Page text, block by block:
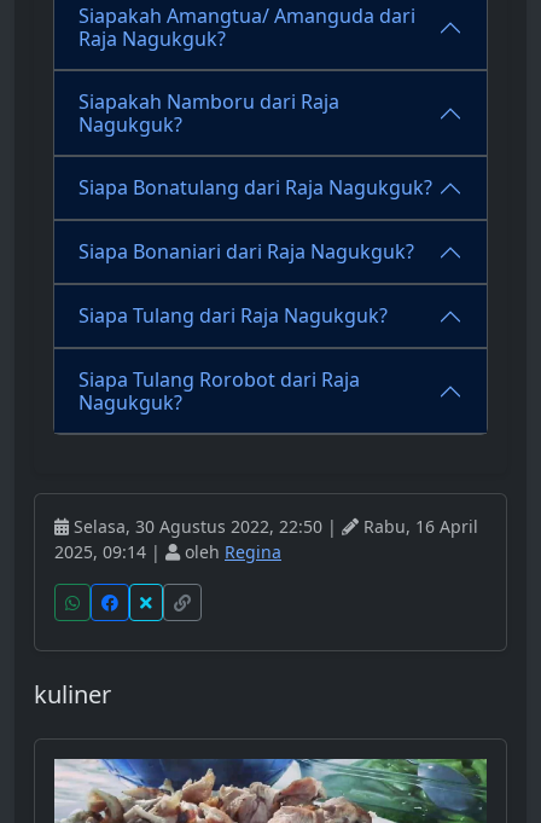
Siapakah Amangtua/ Amanguda dari
Raja Nagukguk?
Siapakah Namboru dari Raja
Nagukguk?
Siapa Bonatulang dari Raja Nagukguk?
Siapa Bonaniari dari Raja Nagukguk?
Siapa Tulang dari Raja Nagukguk?
Siapa Tulang Rorobot dari Raja
Nagukguk?
Selasa, 30 Agustus 2022, 22:50 |
Rabu, 16 April
2025, 09:14 |
oleh Regina
kuliner